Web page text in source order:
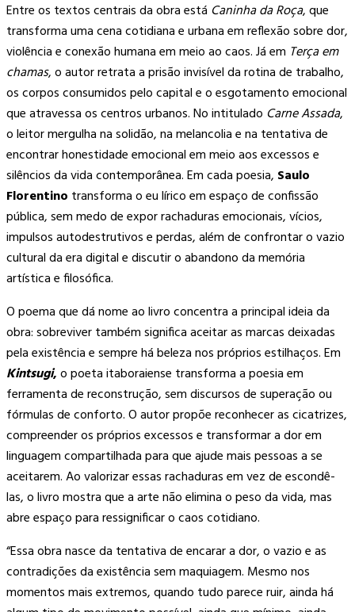
Entre os textos centrais da obra está Caninha da Roça, que
transforma uma cena cotidiana e urbana em reflexão sobre dor,
violência e conexão humana em meio ao caos. Já em Terça em
chamas, o autor retrata a prisão invisível da rotina de trabalho,
os corpos consumidos pelo capital e o esgotamento emocional
que atravessa os centros urbanos. No intitulado Carne Assada,
o leitor mergulha na solidão, na melancolia e na tentativa de
encontrar honestidade emocional em meio aos excessos e
silêncios da vida contemporânea. Em cada poesia, Saulo
Florentino transforma o eu lírico em espaço de confissão
pública, sem medo de expor rachaduras emocionais, vícios,
impulsos autodestrutivos e perdas, além de confrontar o vazio
cultural da era digital e discutir o abandono da memória
artística e filosófica.
O poema que dá nome ao livro concentra a principal ideia da
obra: sobreviver também significa aceitar as marcas deixadas
pela existência e sempre há beleza nos próprios estilhaços. Em
Kintsugi,o poeta itaboraiense transforma a poesia em
ferramenta de reconstrução, sem discursos de superação ou
fórmulas de conforto. O autor propõe reconhecer as cicatrizes,
compreender os próprios excessos e transformar a dor em
linguagem compartilhada para que ajude mais pessoas a se
aceitarem. Ao valorizar essas rachaduras em vez de escondê-
las, o livro mostra que a arte não elimina o peso da vida, mas
abre espaço para ressignificar o caos cotidiano.
“Essa obra nasce da tentativa de encarar a dor, o vazio e as
contradições da existência sem maquiagem. Mesmo nos
momentos mais extremos, quando tudo parece ruir, ainda há